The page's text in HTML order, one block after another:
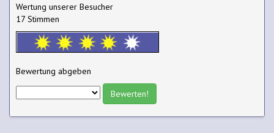
Wertung unserer Besucher
17 Stimmen
Bewertung abgeben